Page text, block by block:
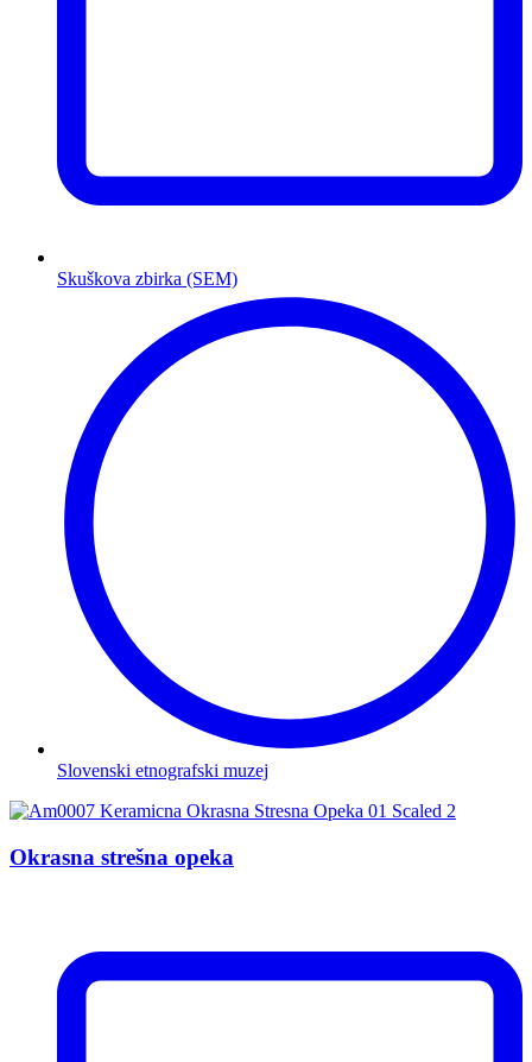
Skuškova zbirka (SEM)
Slovenski etnografski muzej
Okrasna strešna opeka